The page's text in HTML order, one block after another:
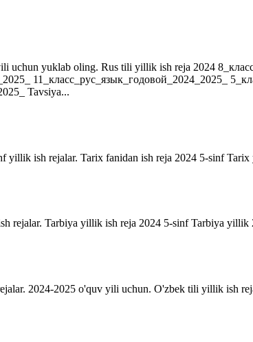
yuklab oling. Rus tili yillik ish reja 2024
11_класс_рус_язык_годовой_2024_2025_
Tavsiya...
yillik ish rejalar. Tarix fanidan ish reja 2024 5-sinf
rejalar. Tarbiya yillik ish reja 2024 5-sinf Tarbiya
2024-2025 o'quv yili uchun. O'zbek tili yillik ish